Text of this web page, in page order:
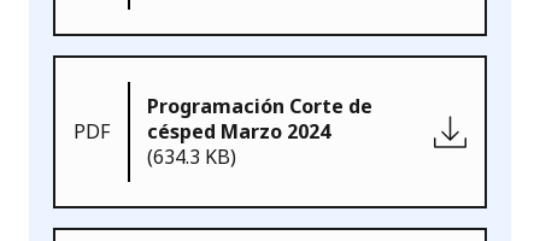
PDF
Programación Corte de
césped Marzo 2024
(634.3 KB)